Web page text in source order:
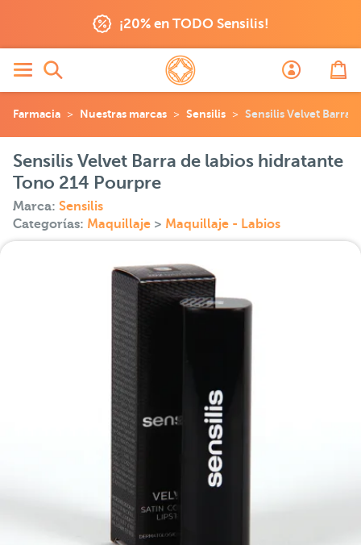
¡20% en TODO Sensilis!
Farmacia Nuestras marcas Sensilis Sensilis Velvet Barra
Sensilis Velvet Barra de labios hidratante
Tono 214 Pourpre
Marca: Sensilis
Categorías: Maquillaje > Maquillaje - Labios